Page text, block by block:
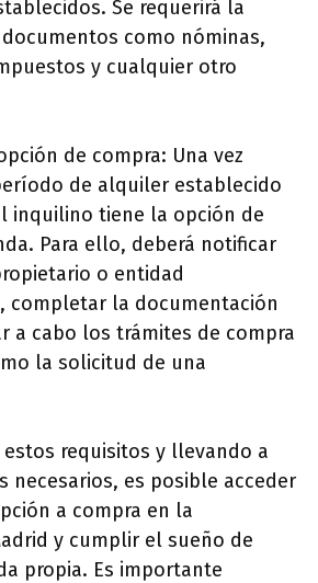
Se requerirá la
como nóminas,
y cualquier otro
de compra: Una vez
de alquiler establecido
inquilino tiene la opción de
Para ello, deberá notificar
o entidad
completar la documentación
a cabo los trámites de compra
la solicitud de una
requisitos y llevando a
necesarios, es posible acceder
a compra en la
y cumplir el sueño de
propia. Es importante